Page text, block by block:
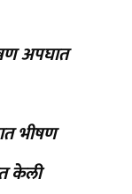
अपघात
भीषण
केली